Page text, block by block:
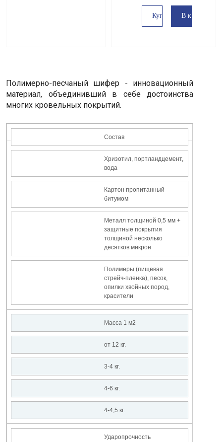
Купить в 1 клик
В корзину
Полимерно-песчаный шифер - инновационный
материал, объединивший в себе достоинства
многих кровельных покрытий.
Состав
Хризотил, портландцемент,
вода
Картон пропитанный
битумом
Металл толщиной 0,5 мм +
защитные покрытия
толщиной несколько
десятков микрон
Полимеры (пищевая
стрейч-пленка), песок,
опилки хвойных пород,
красители
Масса 1 м2
от 12 кг.
3-4 кг.
4-6 кг.
4-4,5 кг.
Ударопрочность